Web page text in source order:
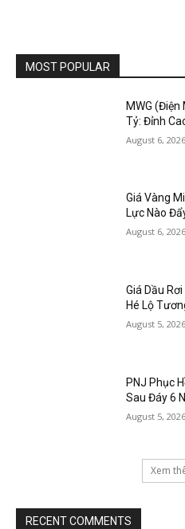
MOST POPULAR
MWG
Tỷ: Đỉnh
August 6, 2026
Giá Vàng
Lực Nào
August 6, 2026
Giá Dầu
Hé Lộ
August 5, 2026
PNJ Phục
Sau Đáy 6
August 5, 2026
Xem
RECENT COMMENTS